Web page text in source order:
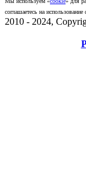
соглашаетесь на
2010 - 2024,